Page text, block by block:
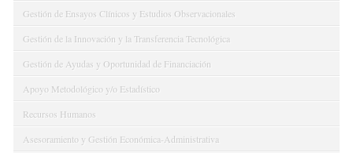
Gestión de Ensayos Clínicos y Estudios Observacionales
Gestión de la Innovación y la Transferencia Tecnológica
Gestión de Ayudas y Oportunidad de Financiación
Apoyo Metodológico y/o Estadístico
Recursos Humanos
Asesoramiento y Gestión Económica-Administrativa